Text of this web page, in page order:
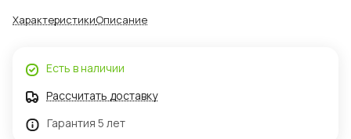
ХарактеристикиОписание
Есть в наличии
Рассчитать доставку
Гарантия 5 лет